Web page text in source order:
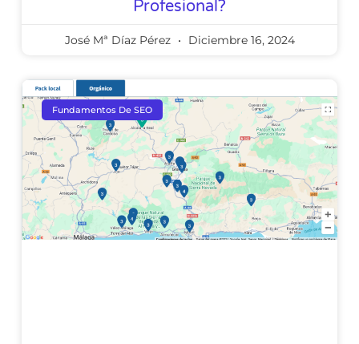
Profesional?
José Mª Díaz Pérez Diciembre 16, 2024
Fundamentos De SEO